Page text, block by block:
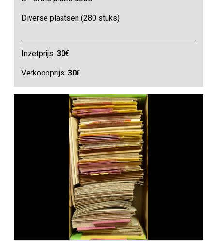
Diverse plaatsen (280 stuks)
Inzetprijs:30€
Verkoopprijs:30€